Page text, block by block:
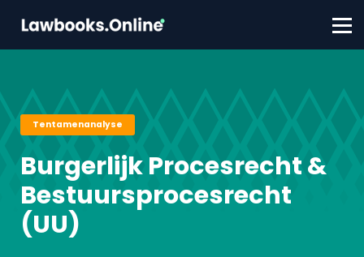
FAQ
Contact
Tentamenanalyse
Burgerlijk Procesrecht &
Bestuursprocesrecht
(UU)